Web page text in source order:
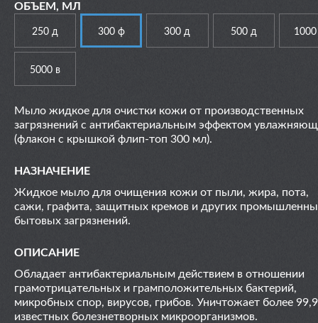
ОБЪЕМ, МЛ
250 д 300 ф 300 д 500 д
5000 в
Мыло жидкое для очистки кожи от производственных
загрязнений с антибактериальным эффектом
(флакон с крышкой флип-топ 300 мл).
НАЗНАЧЕНИЕ
Жидкое мыло для очищения кожи от пыли, жира, пота,
сажи, графита, защитных кремов и других
бытовых загрязнений.
ОПИСАНИЕ
Обладает антибактериальным действием в отношении
грамотрицательных и грамположительных бактерий,
микробных спор, вирусов, грибов. Уничтожает более
известных болезнетворных микроорганизмов.